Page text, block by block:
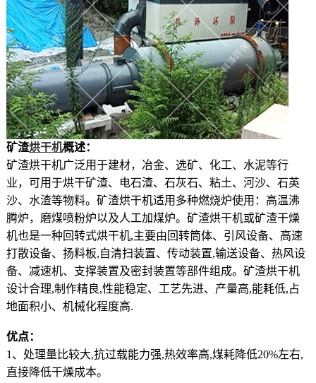
矿渣烘干机概述：
矿渣烘干机广泛用于建材，冶金、选矿、化工、水泥等行
业，可用于烘干矿渣、电石渣、石灰石、粘土、河沙、石英
沙、水渣等物料。矿渣烘干机适用多种燃烧炉使用：高温沸
腾炉，磨煤喷粉炉以及人工加煤炉。矿渣烘干机或矿渣干燥
机也是一种回转式烘干机,主要由回转筒体、引风设备、高速
打散设备、扬料板,自清扫装置、传动装置,输送设备、热风设
备、减速机、支撑装置及密封装置等部件组成。矿渣烘干机
设计合理,制作精良,性能稳定、工艺先进、产量高,能耗低,占
地面积小、机械化程度高.
优点：
1、处理量比较大,抗过载能力强,热效率高,煤耗降低20%左右,
直接降低干燥成本。